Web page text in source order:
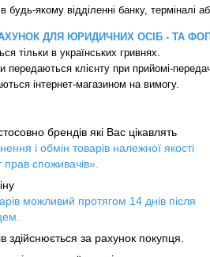
ДЛЯ ЮРИДИЧНИХ ОСІБ - ТА
тільки в українських гривнях.
передаються клієнту при прийомі-
інтернет-магазином на вимогу.
брендів які Вас цікавлять
і обмін товарів належної якості
прав споживачів».
можливий протягом 14 днів після
здійснюється за рахунок покупця.